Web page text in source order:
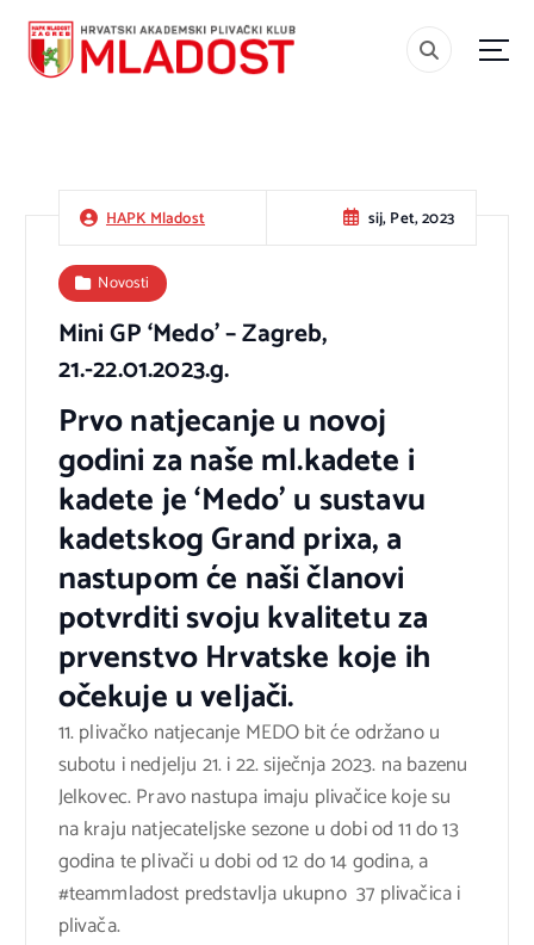
HAPK Mladost sij, Pet, 2023
Novosti
Mini GP ‘Medo’ – Zagreb,
21.-22.01.2023.g.
Prvo natjecanje u novoj
godini za naše ml.kadete i
kadete je ‘Medo’ u sustavu
kadetskog Grand prixa, a
nastupom će naši članovi
potvrditi svoju kvalitetu za
prvenstvo Hrvatske koje ih
očekuje u veljači.
11. plivačko natjecanje MEDO bit će održano u
subotu i nedjelju 21. i 22. siječnja 2023. na bazenu
Jelkovec. Pravo nastupa imaju plivačice koje su
na kraju natjecateljske sezone u dobi od 11 do 13
godina te plivači u dobi od 12 do 14 godina, a
#teammladost predstavlja ukupno 37 plivačica i
plivača.